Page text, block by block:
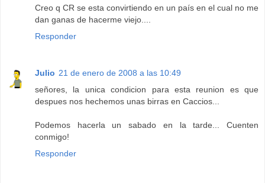
Creo q CR se esta convirtiendo en un país en el cual no me
dan ganas de hacerme viejo....
Responder
Julio 21 de enero de 2008 a las 10:49
señores, la unica condicion para esta reunion es que
despues nos hechemos unas birras en Caccios...
Podemos hacerla un sabado en la tarde... Cuenten
conmigo!
Responder